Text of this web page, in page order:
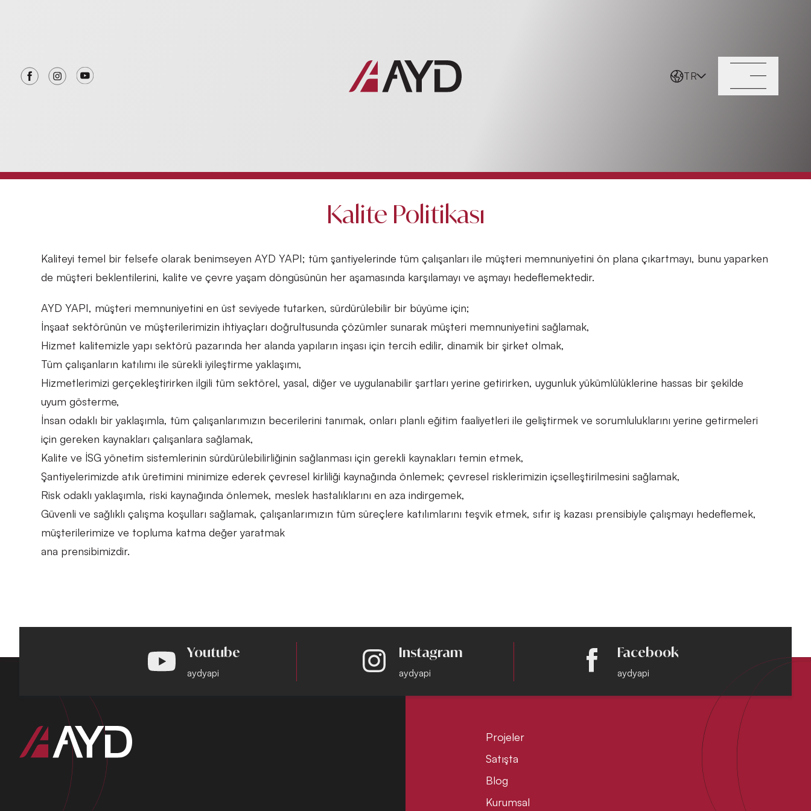
TR
Kalite Politikası
Kaliteyi temel bir felsefe olarak benimseyen AYD YAPI; tüm şantiyelerinde tüm çalışanları ile müşteri memnuniyetini ön plana çıkartmayı, bunu yaparken
de müşteri beklentilerini, kalite ve çevre yaşam döngüsünün her aşamasında karşılamayı ve aşmayı hedeflemektedir.
AYD YAPI, müşteri memnuniyetini en üst seviyede tutarken, sürdürülebilir bir büyüme için;
İnşaat sektörünün ve müşterilerimizin ihtiyaçları doğrultusunda çözümler sunarak müşteri memnuniyetini sağlamak,
Hizmet kalitemizle yapı sektörü pazarında her alanda yapıların inşası için tercih edilir, dinamik bir şirket olmak,
Tüm çalışanların katılımı ile sürekli iyileştirme yaklaşımı,
Hizmetlerimizi gerçekleştirirken ilgili tüm sektörel, yasal, diğer ve uygulanabilir şartları yerine getirirken, uygunluk yükümlülüklerine hassas bir şekilde
uyum gösterme,
İnsan odaklı bir yaklaşımla, tüm çalışanlarımızın becerilerini tanımak, onları planlı eğitim faaliyetleri ile geliştirmek ve sorumluluklarını yerine getirmeleri
için gereken kaynakları çalışanlara sağlamak,
Kalite ve İSG yönetim sistemlerinin sürdürülebilirliğinin sağlanması için gerekli kaynakları temin etmek,
Şantiyelerimizde atık üretimini minimize ederek çevresel kirliliği kaynağında önlemek; çevresel risklerimizin içselleştirilmesini sağlamak,
Risk odaklı yaklaşımla, riski kaynağında önlemek, meslek hastalıklarını en aza indirgemek,
Güvenli ve sağlıklı çalışma koşulları sağlamak, çalışanlarımızın tüm süreçlere katılımlarını teşvik etmek, sıfır iş kazası prensibiyle çalışmayı hedeflemek,
müşterilerimize ve topluma katma değer yaratmak
ana prensibimizdir.
Youtube
aydyapi
Instagram
aydyapi
Facebook
aydyapi
Projeler
Satışta
Blog
Kurumsal